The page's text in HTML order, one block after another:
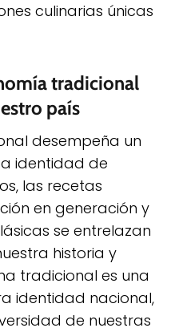
culinarias únicas
tradicional
país
desempeña un
identidad de
las recetas
en generación y
se entrelazan
historia y
tradicional es una
identidad nacional,
de nuestras